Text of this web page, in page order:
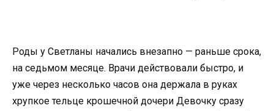
Роды у Светланы начались внезапно — раньше срока,
на седьмом месяце. Врачи действовали быстро, и
уже через несколько часов она держала в руках
хрупкое тельце крошечной дочери Девочку сразу